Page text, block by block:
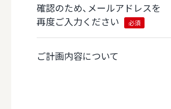
確認のため、メールアドレスを
再度ご入力ください
必須
ご計画内容について